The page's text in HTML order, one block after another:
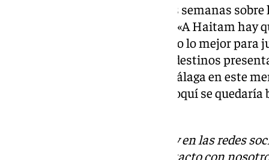
Pellicer se pronunció hace unas semanas
quien tendrá la última palabra: «A Haitam hay
que tomarlas conjuntas y viendo lo mejor para
malaguista. En caso de que los destinos
este decida no marcharse del Málaga en este
desde el club, por lo que el marroquí se
Descubre más noticias de 101Tv en las redes
. Puedes ponerte en contacto con